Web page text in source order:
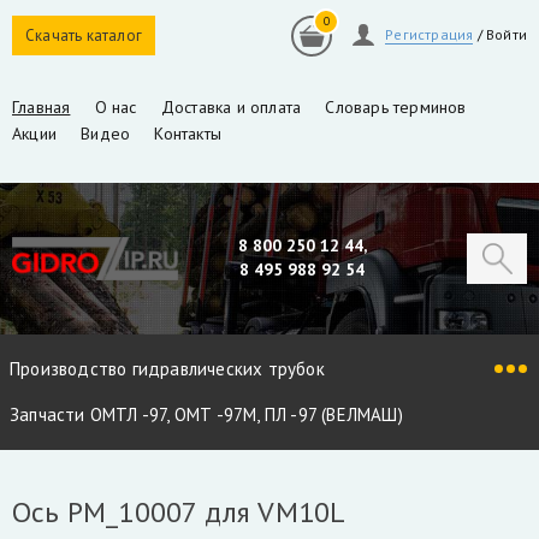
Скачать каталог Регистрация / Войти
0
Главная О нас Доставка и оплата
Словарь терминов
Акции
Видео Контакты
8 800 250 12 44,
8 495 988 92 54
Производство гидравлических трубок
Запчасти ОМТЛ -97, ОМТ -97М, ПЛ -97 (ВЕЛМАШ)
Запчасти Майман 90, 100, 110 / Атлант 90, 100
Ось PM_10007 для VM10L